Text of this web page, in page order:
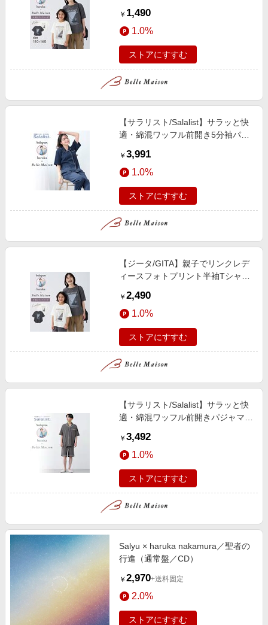
￥ 1,490
1.0%
ストアにすすむ
【サラリスト/Salalist】サラッと快
適・綿混ワッフル前開き5分袖パジ
ラボ】
￥ 3,991
1.0%
ストアにすすむ
【ジータ/GITA】親子でリンクレデ
ィースフォトプリント半袖Tシャツ
￥ 2,490
1.0%
ストアにすすむ
【サラリスト/Salalist】サラッと快
適・綿混ワッフル前開きパジャマメ
ラボ】
￥ 3,492
1.0%
ストアにすすむ
Salyu × haruka nakamura／聖者の
行進（通常盤／CD）
￥ 2,970+送料固定
2.0%
ストアにすすむ